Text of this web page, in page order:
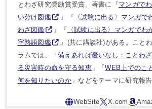
とわざ研究奨励賞受賞。著書に『マンガで
い分け図鑑
』『 〈試験に出る〉マンガで
わざ図鑑
』『
〈試験に出る〉マンガでわ
字熟語図鑑
』(共に講談社)がある。こと
ラムでは、「備えあれば憂いなし：ことわ
る災害時の命を守る知恵」「WEB上でのこ
何を知りたいのか」などをテーマに研究報告